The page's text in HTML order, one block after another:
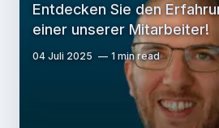
Entdecken Sie den
einer unserer Mitarbeiter!
04 Juli 2025 1 min read